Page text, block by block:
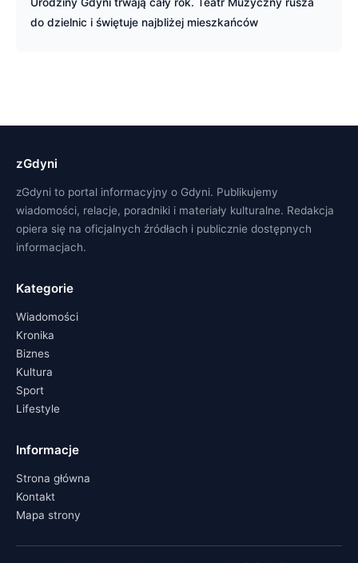
do dzielnic i świętuje najbliżej mieszkańców
zGdyni
zGdyni to portal informacyjny o Gdyni. Publikujemy
wiadomości, relacje, poradniki i materiały kulturalne. Redakcja
opiera się na oficjalnych źródłach i publicznie dostępnych
informacjach.
Kategorie
Wiadomości
Kronika
Biznes
Kultura
Sport
Lifestyle
Informacje
Strona główna
Kontakt
Mapa strony